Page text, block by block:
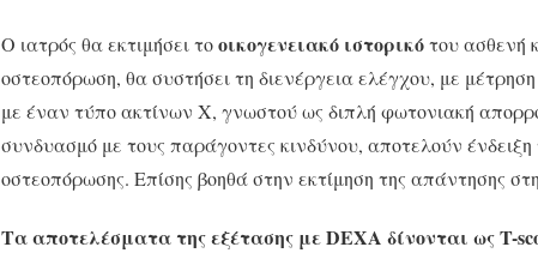
Ο ιατρός θα εκτιμήσει τοοικογενειακό ιστορικότου ασθενή
οστεοπόρωση, θα συστήσει τη διενέργεια ελέγχου, με
με έναν τύπο ακτίνων Χ, γνωστού ως διπλή φωτονιακή
συνδυασμό με τους παράγοντες κινδύνου, αποτελούν ένδειξη
οστεοπόρωσης. Επίσης βοηθά στην εκτίμηση της απάντησης
Τα αποτελέσματα της εξέτασης με DEXA δίνονται ως T-